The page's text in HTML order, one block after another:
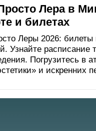
Лера в
и билетах
Леры 2026: билеты
Узнайте расписание
Погрузитесь в
и искренних